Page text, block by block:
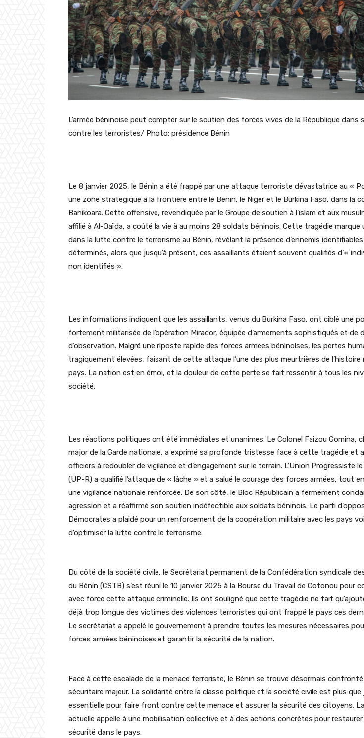
L’armée béninoise peut compter sur le soutien des forces vives de la République dans
contre les terroristes/ Photo: présidence Bénin
Le 8 janvier 2025, le Bénin a été frappé par une attaque terroriste dévastatrice au «
une zone stratégique à la frontière entre le Bénin, le Niger et le Burkina Faso, dans la
Banikoara. Cette offensive, revendiquée par le Groupe de soutien à l’islam et aux
affilié à Al-Qaïda, a coûté la vie à au moins 28 soldats béninois. Cette tragédie
dans la lutte contre le terrorisme au Bénin, révélant la présence d’ennemis
déterminés, alors que jusqu’à présent, ces assaillants étaient souvent qualifiés d‘«
non identifiés ».
Les informations indiquent que les assaillants, venus du Burkina Faso, ont ciblé une
fortement militarisée de l’opération Mirador, équipée d’armements sophistiqués et de
d’observation. Malgré une riposte rapide des forces armées béninoises, les pertes
tragiquement élevées, faisant de cette attaque l’une des plus meurtrières de l’histoire
pays. La nation est en émoi, et la douleur de cette perte se fait ressentir à tous les
société.
Les réactions politiques ont été immédiates et unanimes. Le Colonel Faizou Gomina,
major de la Garde nationale, a exprimé sa profonde tristesse face à cette tragédie et
officiers à redoubler de vigilance et d’engagement sur le terrain. L’Union Progressiste
(UP-R) a qualifié l’attaque de « lâche » et a salué le courage des forces armées, tout
une vigilance nationale renforcée. De son côté, le Bloc Républicain a fermement
agression et a réaffirmé son soutien indéfectible aux soldats béninois. Le parti
Démocrates a plaidé pour un renforcement de la coopération militaire avec les pays
d’optimiser la lutte contre le terrorisme.
Du côté de la société civile, le Secrétariat permanent de la Confédération syndicale
du Bénin (CSTB) s’est réuni le 10 janvier 2025 à la Bourse du Travail de Cotonou pour
avec force cette attaque criminelle. Ils ont souligné que cette tragédie ne fait
déjà trop longue des victimes des violences terroristes qui ont frappé le pays ces
Le secrétariat a appelé le gouvernement à prendre toutes les mesures nécessaires
forces armées béninoises et garantir la sécurité de la nation.
Face à cette escalade de la menace terroriste, le Bénin se trouve désormais
sécuritaire majeur. La solidarité entre la classe politique et la société civile est plus que
essentielle pour faire front contre cette menace et assurer la sécurité des citoyens.
actuelle appelle à une mobilisation collective et à des actions concrètes pour restaurer
sécurité dans le pays.